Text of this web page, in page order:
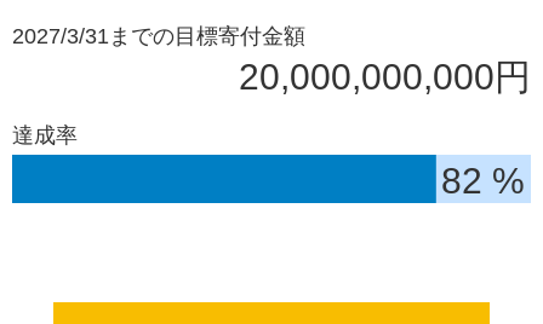
2027/3/31までの目標寄付金額
20,000,000,000円
達成率
82 %